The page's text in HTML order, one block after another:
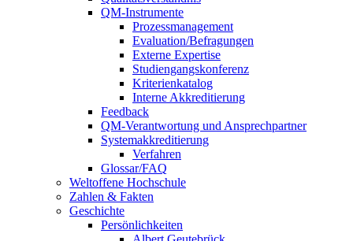
QM-Instrumente
Prozessmanagement
Evaluation/Befragungen
Externe Expertise
Studiengangskonferenz
Kriterienkatalog
Interne Akkreditierung
Feedback
QM-Verantwortung und Ansprechpartner
Systemakkreditierung
Verfahren
Glossar/FAQ
Weltoffene Hochschule
Zahlen & Fakten
Geschichte
Persönlichkeiten